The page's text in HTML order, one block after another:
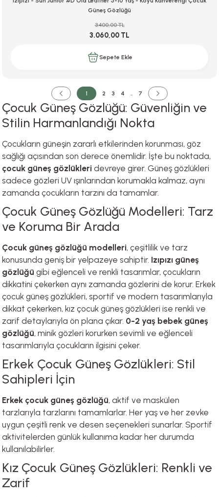
Güneş Gözlüğü
3.060,00 TL
3.400,00 TL
Sepete Ekle
1 2 3 4 7
Çocuk Güneş Gözlüğü: Güvenliğin ve
Stilin Harmanlandığı Nokta
Çocukların güneşin zararlı etkilerinden korunması, göz
sağlığı açısından son derece önemlidir. İşte bu noktada,
çocuk güneş gözlükleri devreye girer. Güneş gözlükleri
sadece gözleri UV ışınlarından korumakla kalmaz, aynı
zamanda çocukların tarzını da tamamlar.
Çocuk Güneş Gözlüğü Modelleri: Tarz
ve Koruma Bir Arada
Çocuk güneş gözlüğü modelleri, çeşitlilik ve tarz
konusunda geniş bir yelpazeye sahiptir. Izıpızı güneş
gözlüğü gibi eğlenceli ve renkli tasarımlar, çocukların
dikkatini çekerken aynı zamanda gözlerini de korur. Erkek
çocuk güneş gözlükleri, sportif ve modern tasarımlarıyla
dikkat çekerken, kız çocuk güneş gözlükleri ise renkli ve
zarif detaylarıyla ön plana çıkar. 0-2 yaş bebek güneş
gözlüğü, minik gözleri korurken sevimli ve eğlenceli
tasarımlarıyla çocukların ilgisini çeker.
Erkek Çocuk Güneş Gözlükleri: Stil
Sahipleri İçin
Erkek çocuk güneş gözlüğü, aktif ve maskülen
tarzlarıyla tarzlarını tamamlarlar. Her yaş ve her zevke
uygun çeşitli renk ve desen seçenekleri sunarlar. Sportif
aktivitelerden günlük kullanıma kadar her durumda
kullanılabilirler.
Kız Çocuk Güneş Gözlükleri: Renkli ve
Zarif